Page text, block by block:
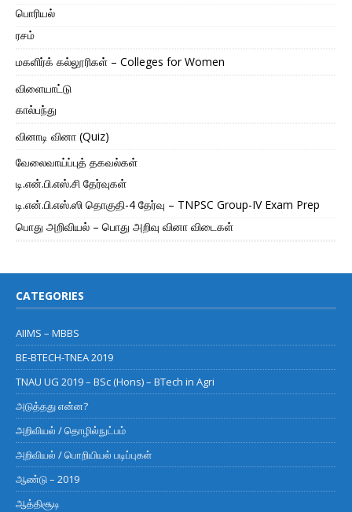
பொரியல்
ரசம்
மகளிர்க் கல்லூரிகள் – Colleges for Women
விளையாட்டு
கால்பந்து
வினாடி வினா (Quiz)
வேலைவாய்ப்புத் தகவல்கள்
டி.என்.பி.எஸ்.சி தேர்வுகள்
டி.என்.பி.எஸ்.ஸி தொகுதி-4 தேர்வு – TNPSC Group-IV Exam Prep
பொது அறிவியல் – பொது அறிவு வினா விடைகள்
CATEGORIES
AIIMS – MBBS
BE-BTECH-TNEA 2019
TNAU UG 2019 – BSc (Hons) – BTech in Agri
அடுத்தது என்ன?
அறிவியல் / தொழில்நுட்பம்
அறிவியல் / பொறியியல் படிப்புகள்
ஆண்டு – 2019
ஆத்திசூடி